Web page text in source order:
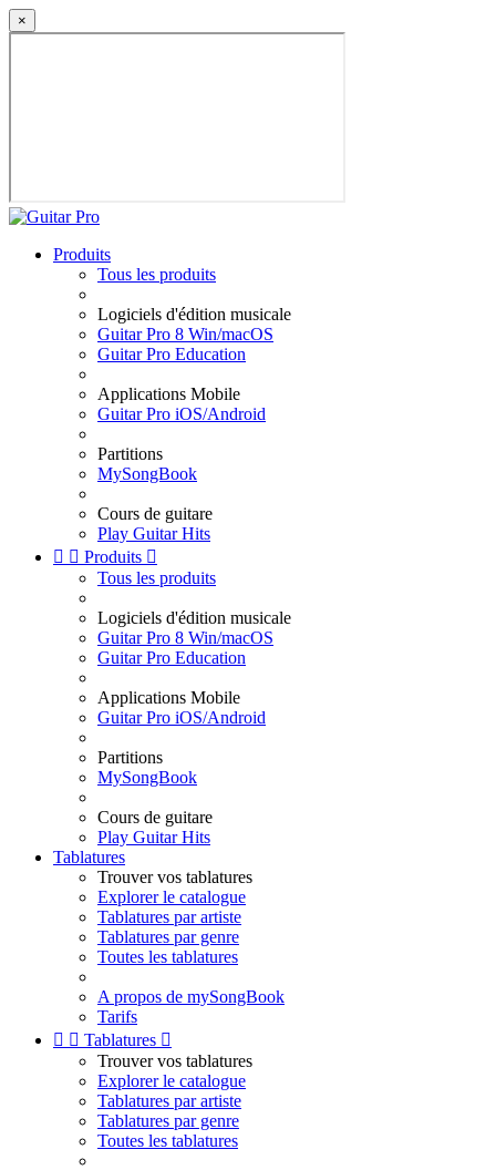
×
Produits
Tous les produits
Logiciels d'édition musicale
Guitar Pro 8 Win/macOS
Guitar Pro Education
Applications Mobile
Guitar Pro iOS/Android
Partitions
MySongBook
Cours de guitare
Play Guitar Hits
  Produits 
Tous les produits
Logiciels d'édition musicale
Guitar Pro 8 Win/macOS
Guitar Pro Education
Applications Mobile
Guitar Pro iOS/Android
Partitions
MySongBook
Cours de guitare
Play Guitar Hits
Tablatures
Trouver vos tablatures
Explorer le catalogue
Tablatures par artiste
Tablatures par genre
Toutes les tablatures
A propos de mySongBook
Tarifs
  Tablatures 
Trouver vos tablatures
Explorer le catalogue
Tablatures par artiste
Tablatures par genre
Toutes les tablatures